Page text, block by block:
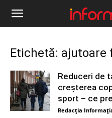
Informația
Etichetă: ajutoare
Reduceri de
creșterea
sport – ce
Redacția